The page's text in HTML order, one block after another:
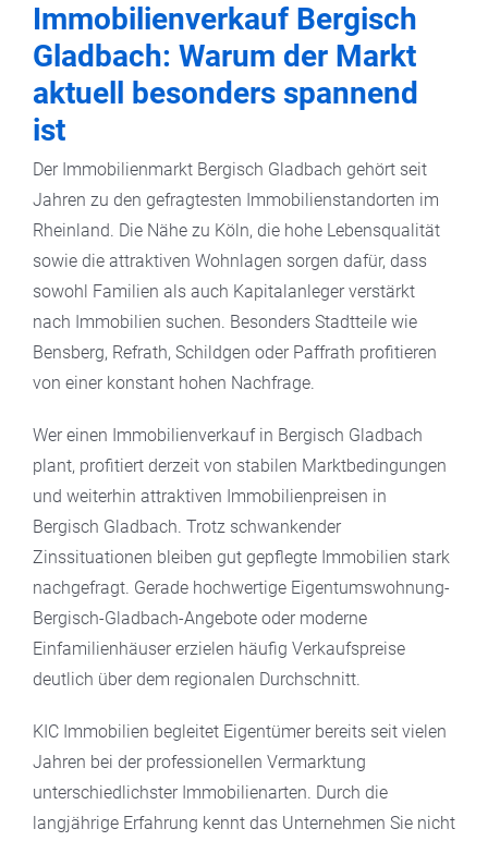
Immobilienverkauf Bergisch
Gladbach: Warum der Markt
aktuell besonders spannend
ist
Der Immobilienmarkt Bergisch Gladbach gehört seit
Jahren zu den gefragtesten Immobilienstandorten im
Rheinland. Die Nähe zu Köln, die hohe Lebensqualität
sowie die attraktiven Wohnlagen sorgen dafür, dass
sowohl Familien als auch Kapitalanleger verstärkt
nach Immobilien suchen. Besonders Stadtteile wie
Bensberg, Refrath, Schildgen oder Paffrath profitieren
von einer konstant hohen Nachfrage.
Wer einen Immobilienverkauf in Bergisch Gladbach
plant, profitiert derzeit von stabilen Marktbedingungen
und weiterhin attraktiven Immobilienpreisen in
Bergisch Gladbach. Trotz schwankender
Zinssituationen bleiben gut gepflegte Immobilien stark
nachgefragt. Gerade hochwertige Eigentumswohnung-
Bergisch-Gladbach-Angebote oder moderne
Einfamilienhäuser erzielen häufig Verkaufspreise
deutlich über dem regionalen Durchschnitt.
KIC Immobilien begleitet Eigentümer bereits seit vielen
Jahren bei der professionellen Vermarktung
unterschiedlichster Immobilienarten. Durch die
langjährige Erfahrung kennt das Unternehmen Sie nicht